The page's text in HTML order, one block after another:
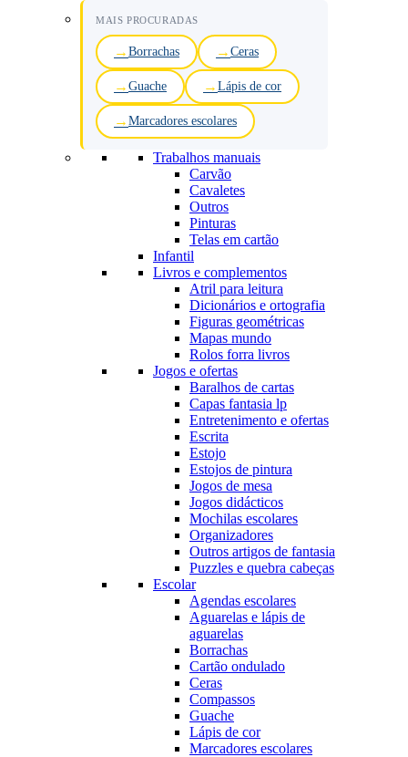
MAIS PROCURADAS
Borrachas Ceras
Guache Lápis de cor
Marcadores escolares
Trabalhos manuais
Carvão
Cavaletes
Outros
Pinturas
Telas em cartão
Infantil
Livros e complementos
Atril para leitura
Dicionários e ortografia
Figuras geométricas
Mapas mundo
Rolos forra livros
Jogos e ofertas
Baralhos de cartas
Capas fantasia lp
Entretenimento e ofertas
Escrita
Estojo
Estojos de pintura
Jogos de mesa
Jogos didácticos
Mochilas escolares
Organizadores
Outros artigos de fantasia
Puzzles e quebra cabeças
Escolar
Agendas escolares
Aguarelas e lápis de
aguarelas
Borrachas
Cartão ondulado
Ceras
Compassos
Guache
Lápis de cor
Marcadores escolares